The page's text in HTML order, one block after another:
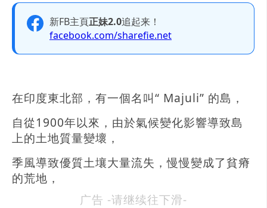
新FB主頁正妹2.0追起来！
facebook.com/sharefie.net
在印度東北部，有一個名叫“ Majuli” 的島，
自從1900年以來，由於氣候變化影響導致島
上的土地質量變壞，
季風導致優質土壤大量流失，慢慢變成了貧瘠
的荒地，
广告 -请继续往下滑-